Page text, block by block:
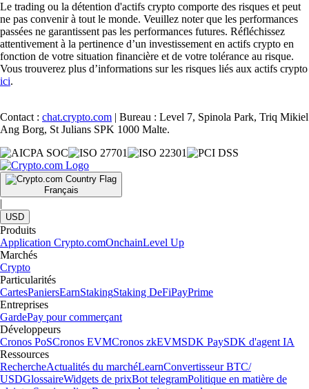
Le trading ou la détention d'actifs crypto comporte des risques et peut
ne pas convenir à tout le monde. Veuillez noter que les performances
passées ne garantissent pas les performances futures. Réfléchissez
attentivement à la pertinence d’un investissement en actifs crypto en
fonction de votre situation financière et de votre tolérance au risque.
Vous trouverez plus d’informations sur les risques liés aux actifs crypto
ici.
Contact : chat.crypto.com | Bureau : Level 7, Spinola Park, Triq Mikiel
Ang Borg, St Julians SPK 1000 Malte.
Français
|
USD
Produits
Application Crypto.comOnchainLevel Up
Marchés
Crypto
Particularités
CartesPaniersEarnStakingStaking DeFiPayPrime
Entreprises
GardePay pour commerçant
Développeurs
Cronos PoSCronos EVMCronos zkEVMSDK PaySDK d'agent IA
Ressources
RechercheActualités du marchéLearnConvertisseur BTC/
USDGlossaireWidgets de prixBot telegramPolitique en matière de